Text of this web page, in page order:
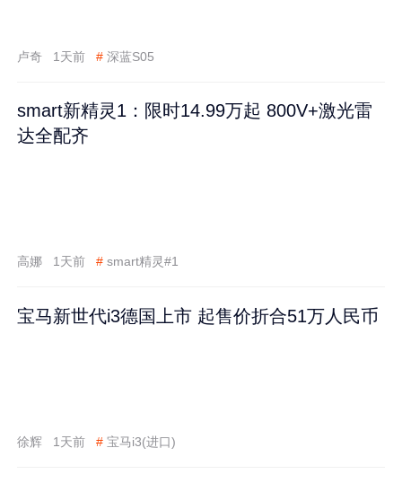
卢奇 1天前 # 深蓝S05
smart新精灵1：限时14.99万起 800V+激光雷
达全配齐
高娜 1天前 # smart精灵#1
宝马新世代i3德国上市 起售价折合51万人民币
徐辉 1天前 # 宝马i3(进口)